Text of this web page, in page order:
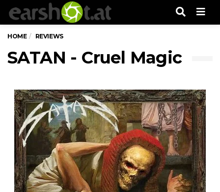
HOME REVIEWS
SATAN - Cruel Magic